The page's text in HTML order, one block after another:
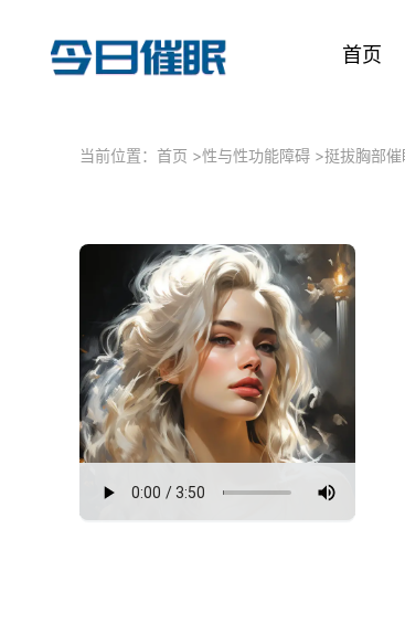
首页
当前位置： 首页 >性与性功能障碍 >挺拔胸部